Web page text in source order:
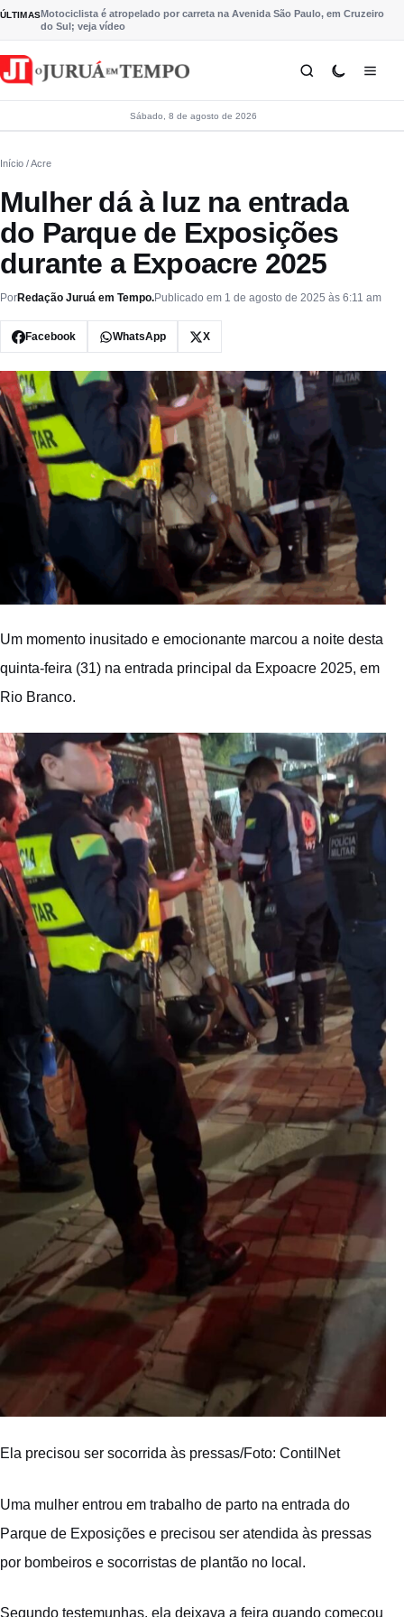
Pular para o conteúdo
ÚLTIMASMotociclista é atropelado por carreta na Avenida São Paulo, em Cruzeiro
do Sul; veja vídeo
Sábado, 8 de agosto de 2026
Início / Acre
Mulher dá à luz na entrada
do Parque de Exposições
durante a Expoacre 2025
PorRedação Juruá em Tempo.Publicado em 1 de agosto de 2025 às 6:11 am
Facebook WhatsApp X
Um momento inusitado e emocionante marcou a noite desta
quinta-feira (31) na entrada principal da Expoacre 2025, em
Rio Branco.
Ela precisou ser socorrida às pressas/Foto: ContilNet
Uma mulher entrou em trabalho de parto na entrada do
Parque de Exposições e precisou ser atendida às pressas
por bombeiros e socorristas de plantão no local.
Segundo testemunhas, ela deixava a feira quando começou